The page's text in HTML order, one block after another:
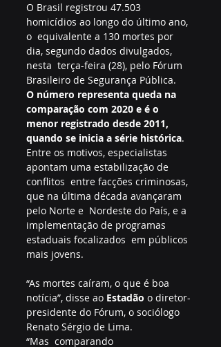
O Brasil registrou 47.503
homicídios ao longo do último ano,
o  equivalente a 130 mortes por
dia, segundo dados divulgados,
nesta  terça-feira (28), pelo Fórum
Brasileiro de Segurança Pública.
O número representa queda na
comparação com 2020 e é o
menor registrado desde 2011,
quando se inicia a série histórica.
Entre os motivos, especialistas
apontam uma estabilização de
conflitos  entre facções criminosas,
que na última década avançaram
pelo Norte e  Nordeste do País, e a
implementação de programas
estaduais focalizados  em públicos
mais jovens.
“As mortes caíram, o que é boa
notícia”, disse ao Estadão o diretor-
presidente do Fórum, o sociólogo
Renato Sérgio de Lima.
“Mas  comparando